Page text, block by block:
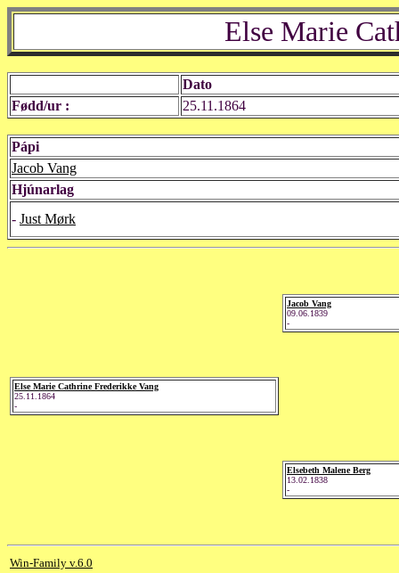
Else Marie
Dato
Fødd/ur :
25.11.1864
Pápi
Jacob Vang
Hjúnarlag
- Just Mørk
Else Marie Cathrine Frederikke Vang
25.11.1864
-
Jacob Vang
09.06.1839
-
Elsebeth Malene Berg
13.02.1838
-
Win-Family v.6.0